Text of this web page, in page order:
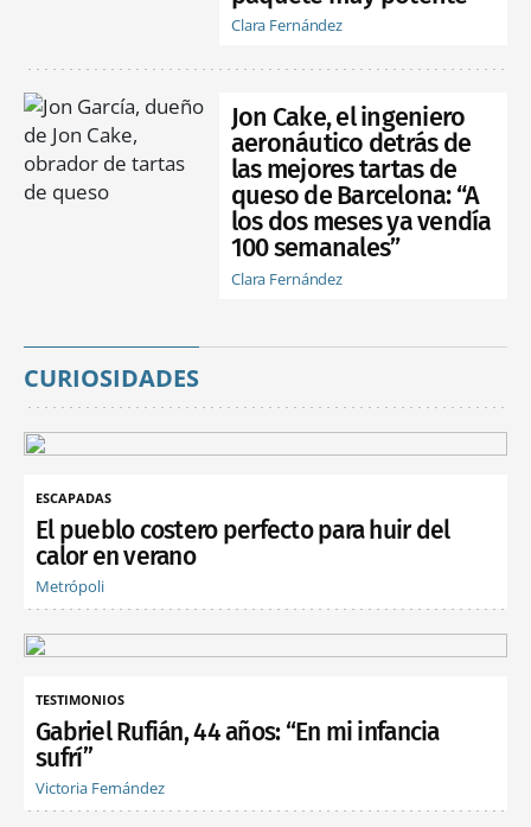
Clara Fernández
Jon Cake, el ingeniero
aeronáutico detrás de
las mejores tartas de
queso de Barcelona: “A
los dos meses ya vendía
100 semanales”
Clara Fernández
CURIOSIDADES
ESCAPADAS
El pueblo costero perfecto para huir del
calor en verano
Metrópoli
TESTIMONIOS
Gabriel Rufián, 44 años: “En mi infancia
sufrí”
Victoria Fernández